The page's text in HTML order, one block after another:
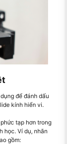
để đánh dấu
kính hiển vi.
tạp hơn trong
học. Ví dụ, nhãn
gồm: